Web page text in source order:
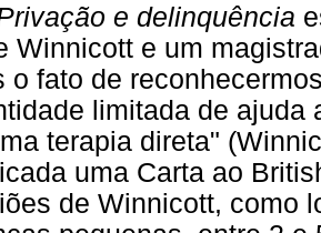
e delinquência
Winnicott e um
o fato de
limitada de ajuda
terapia direta"
uma Carta ao
de Winnicott, como